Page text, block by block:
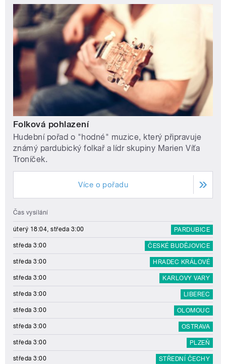
Folková pohlazení
Hudební pořad o "hodné" muzice, který připravuje
známý pardubický folkař a lídr skupiny Marien Víťa
Troníček.
Více o pořadu
Čas vysílání
úterý 18:04, středa 3:00 PARDUBICE
středa 3:00 ČESKÉ BUDĚJOVICE
středa 3:00 HRADEC KRÁLOVÉ
středa 3:00 KARLOVY VARY
středa 3:00 LIBEREC
středa 3:00 OLOMOUC
středa 3:00 OSTRAVA
středa 3:00 PLZEŇ
středa 3:00 STŘEDNÍ ČECHY